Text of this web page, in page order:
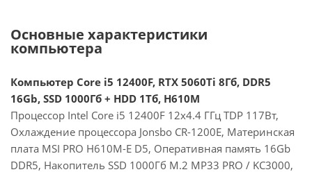
Основные характеристики
компьютера
Компьютер Core i5 12400F, RTX 5060Ti 8Гб, DDR5
16Gb, SSD 1000Гб + HDD 1Тб, H610M
Процессор Intel Core i5 12400F 12x4.4 ГГц TDP 117Вт,
Охлаждение процессора Jonsbo CR-1200E, Материнская
плата MSI PRO H610M-E D5, Оперативная память 16Gb
DDR5, Накопитель SSD 1000Гб M.2 MP33 PRO / KC3000,